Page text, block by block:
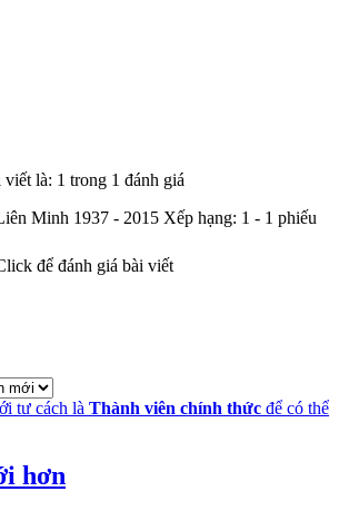
là: 1 trong 1 đánh giá
Minh 1937 - 2015 Xếp hạng: 1 - 1 phiếu
để đánh giá bài viết
tư cách là Thành viên chính thức để có thể
hơn